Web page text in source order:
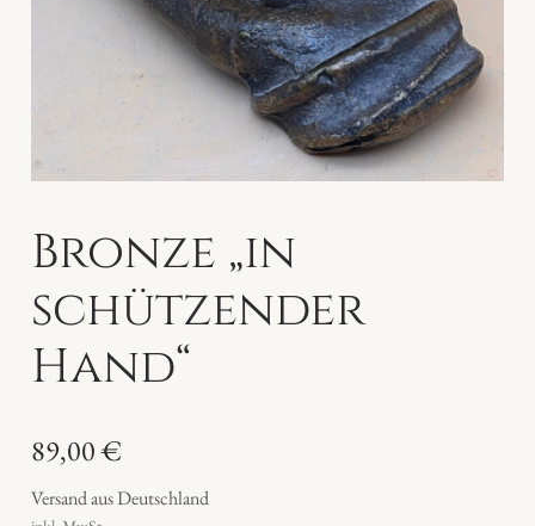
Bronze „in
schützender
Hand“
89,00€
Versand aus Deutschland